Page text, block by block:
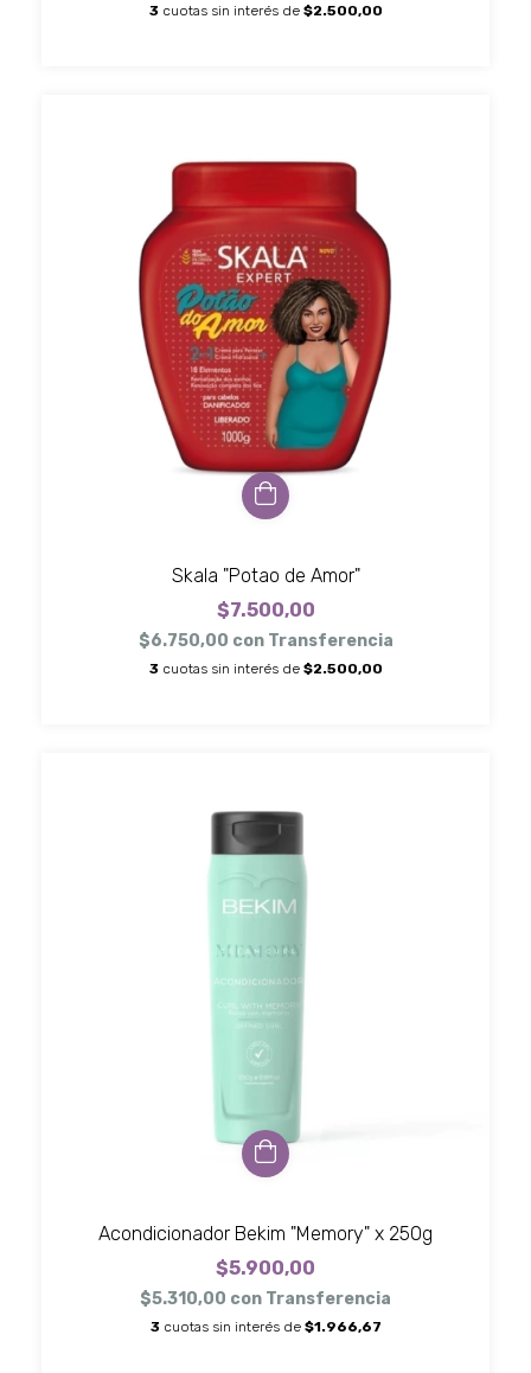
3 cuotas sin interés de $2.500,00
Skala "Potao de Amor"
$7.500,00
$6.750,00 con Transferencia
3 cuotas sin interés de $2.500,00
Acondicionador Bekim "Memory" x 250g
$5.900,00
$5.310,00 con Transferencia
3 cuotas sin interés de $1.966,67